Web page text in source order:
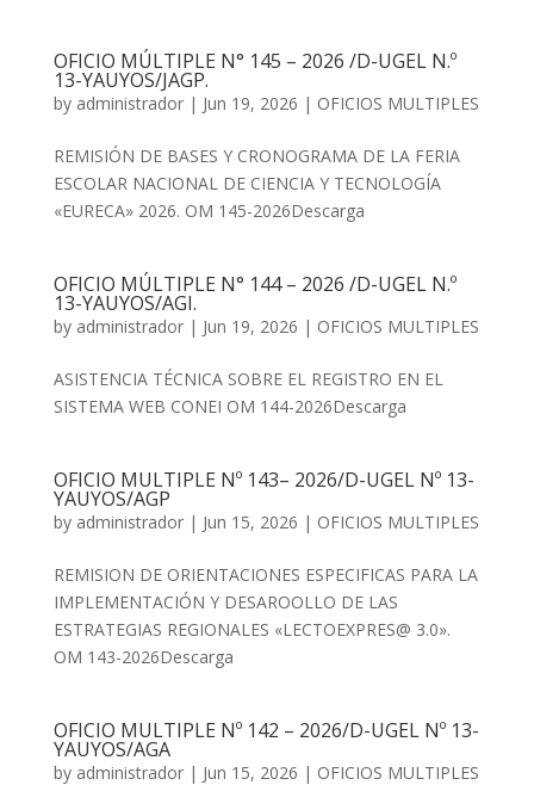
OFICIO MÚLTIPLE N° 145 – 2026 /D-UGEL N.º
13-YAUYOS/JAGP.
by administrador| Jun 19, 2026 | OFICIOS MULTIPLES
REMISIÓN DE BASES Y CRONOGRAMA DE LA FERIA
ESCOLAR NACIONAL DE CIENCIA Y TECNOLOGÍA
«EURECA» 2026. OM 145-2026Descarga
OFICIO MÚLTIPLE N° 144 – 2026 /D-UGEL N.º
13-YAUYOS/AGI.
by administrador| Jun 19, 2026 | OFICIOS MULTIPLES
ASISTENCIA TÉCNICA SOBRE EL REGISTRO EN EL
SISTEMA WEB CONEI OM 144-2026Descarga
OFICIO MULTIPLE Nº 143– 2026/D-UGEL Nº 13-
YAUYOS/AGP
by administrador| Jun 15, 2026 | OFICIOS MULTIPLES
REMISION DE ORIENTACIONES ESPECIFICAS PARA LA
IMPLEMENTACIÓN Y DESAROOLLO DE LAS
ESTRATEGIAS REGIONALES «LECTOEXPRES@ 3.0».
OM 143-2026Descarga
OFICIO MULTIPLE Nº 142 – 2026/D-UGEL Nº 13-
YAUYOS/AGA
by administrador| Jun 15, 2026 | OFICIOS MULTIPLES